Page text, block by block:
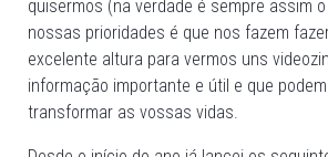
quisermos (na verdade é sempre assim
nossas prioridades é que nos fazem
excelente altura para vermos uns
informação importante e útil e que
transformar as vossas vidas.